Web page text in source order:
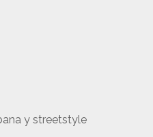
y streetstyle